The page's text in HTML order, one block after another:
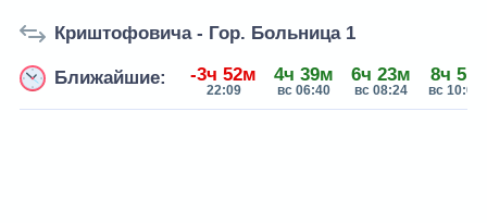
Криштофовича - Гор. Больница 1
Ближайшие: -3ч 52м
22:09
4ч 39м
вс 06:40
6ч 23м
вс 08:24
8ч 5м
вс 10:06